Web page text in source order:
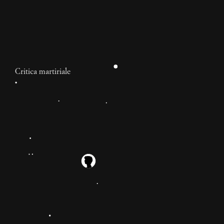
Critica martiriale
Critica martiriale #1. Dan
Brown, “L’ultimo segreto”
preclusione: sceglie il mercato. Nessun preconcetto:
e l’andazzo di questo mostro che si alimenta a sportine